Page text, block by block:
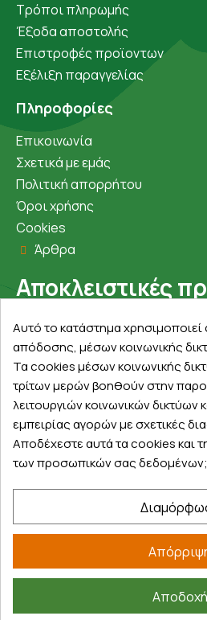
Τρόποι πληρωμής
Έξοδα αποστολής
Επιστροφές προϊοντων
Εξέλιξη παραγγελίας
Πληροφορίες
Επικοινωνία
Σχετικά με εμάς
Πολιτική απορρήτου
Όροι χρήσης
Cookies
Άρθρα
Αποκλειστικές
Εγγραφείτε με το email σας
πρώτοι για προσφορές,
κωδικούς και μοναδικά δώρα!
Βρείτε μας στα social
©2026farmakeioexpress.gr
Αυτό το κατάστημα
απόδοσης, μέσων κοινωνικής
Τα cookies μέσων κοινωνικής
τρίτων μερών βοηθούν στην
λειτουργιών κοινωνικών δικτύων
εμπειρίας αγορών με σχετικές
Αποδέχεστε αυτά τα cookies και
των προσωπικών σας δεδομένων;
Αποδοχή